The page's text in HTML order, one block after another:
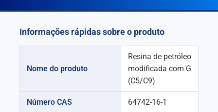
Informações rápidas sobre o produto
Nome do produto
Resina de petróleo
modificada com G
(C5/C9)
Número CAS 64742-16-1